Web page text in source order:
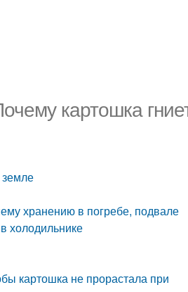
картошка
хранению в погребе, подвале
холодильнике
картошка не прорастала при